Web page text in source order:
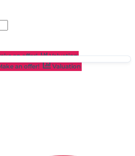
an offer!
Valuation
an offer! Valuation